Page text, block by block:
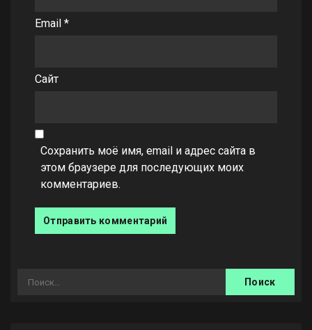
Email *
Сайт
Сохранить моё имя, email и адрес сайта в
этом браузере для последующих моих
комментариев.
Найти: